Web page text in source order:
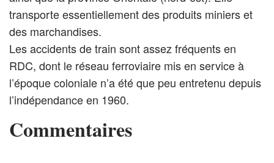
transporte essentiellement des produits miniers et
des marchandises.
Les accidents de train sont assez fréquents en
RDC, dont le réseau ferroviaire mis en service à
l’époque coloniale n’a été que peu entretenu depuis
l’indépendance en 1960.
Commentaires